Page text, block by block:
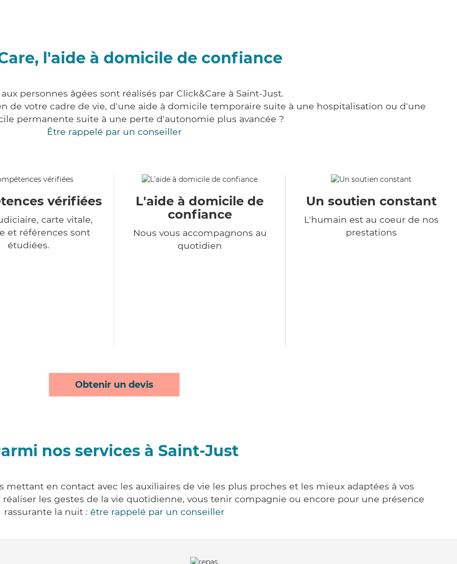
l'aide à domicile de confiance
aux personnes âgées sont réalisés par Click&Care à Saint-Just.
de votre cadre de vie, d'une aide à domicile temporaire suite à une hospitalisation ou d'une
permanente suite à une perte d'autonomie plus avancée ?
Être rappelé par un conseiller
vérifiées
carte vitale,
et références sont
étudiées.
L'aide à domicile de
confiance
Nous vous accompagnons au
quotidien
Un soutien constant
L'humain est au coeur de nos
prestations
Obtenir un devis
nos services à Saint-Just
mettant en contact avec les auxiliaires de vie les plus proches et les mieux adaptées à vos
les gestes de la vie quotidienne, vous tenir compagnie ou encore pour une présence
rassurante la nuit : être rappelé par un conseiller